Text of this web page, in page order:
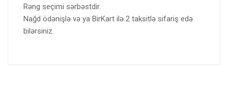
Rəng seçimi sərbəstdir.
Nağd ödənişlə və ya BirKart ilə 2 taksitlə sifariş edə
bilərsiniz.